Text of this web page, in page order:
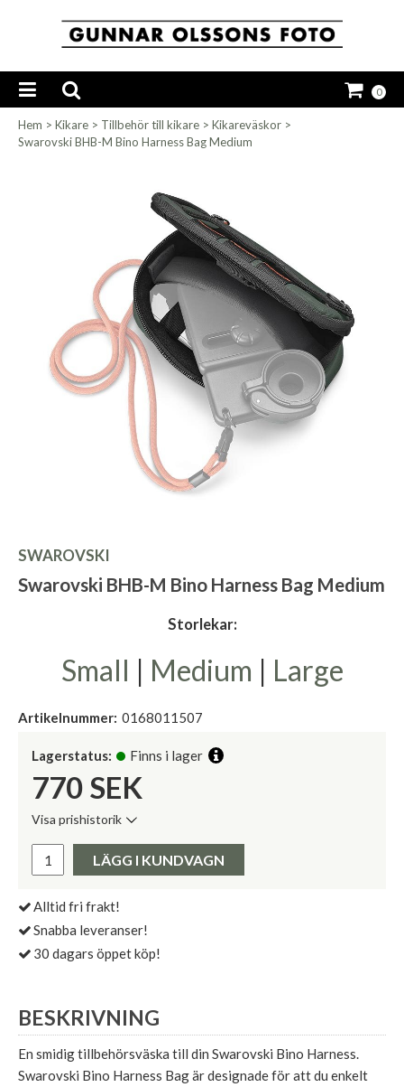
0
Hem > Kikare > Tillbehör till kikare > Kikareväskor >
Swarovski BHB-M Bino Harness Bag Medium
SWAROVSKI
Swarovski BHB-M Bino Harness Bag Medium
Storlekar:
Small | Medium | Large
Artikelnummer: 0168011507
Lagerstatus: Finns i lager
770 SEK
Visa prishistorik
Pris:
LÄGG I KUNDVAGN
Alltid fri frakt!
Snabba leveranser!
30 dagars öppet köp!
BESKRIVNING
En smidig tillbehörsväska till din Swarovski Bino Harness.
Swarovski Bino Harness Bag är designade för att du enkelt